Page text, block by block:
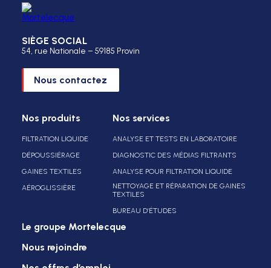
SIÈGE SOCIAL
54, rue Nationale – 59185 Provin
Nous contactez
Nos produits
FILTRATION LIQUIDE
DÉPOUSSIÉRAGE
GAINES TEXTILES
AÉROGLISSIÈRE
Nos services
ANALYSE ET TESTS EN LABORATOIRE
DIAGNOSTIC DES MÉDIAS FILTRANTS
ANALYSE POUR FILTRATION LIQUIDE
NETTOYAGE ET RÉPARATION DE GAINES
TEXTILES
BUREAU D’ÉTUDES
Le groupe Mortelecque
Nous rejoindre